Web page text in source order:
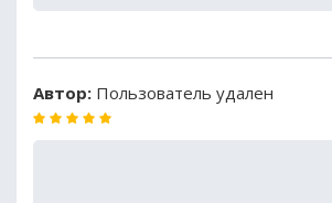
Автор: Пользователь удален